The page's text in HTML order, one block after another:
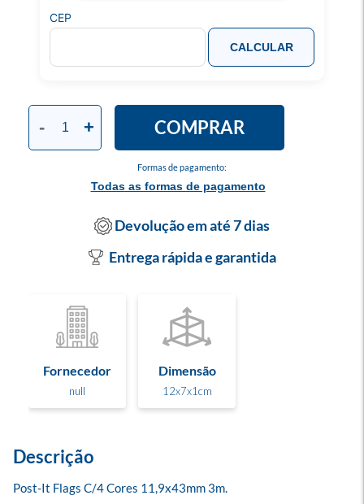
Formas de pagamento:
Todas as formas de pagamento
- + COMPRAR
CEP
CALCULAR
Devolução em até 7 dias
Entrega rápida e garantida
Fornecedor
null
Dimensão
12x7x1cm
Descrição
Post-It Flags C/4 Cores 11,9x43mm 3m.